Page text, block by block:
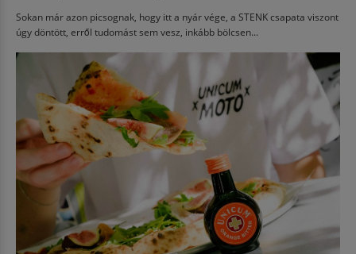
Sokan már azon picsognak, hogy itt a nyár vége, a STENK csapata viszont
úgy döntött, erről tudomást sem vesz, inkább bölcsen...